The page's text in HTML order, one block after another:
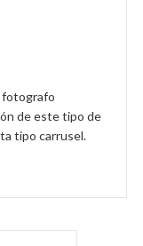
fotografo
de este tipo de
tipo carrusel.